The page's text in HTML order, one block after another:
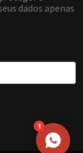
1